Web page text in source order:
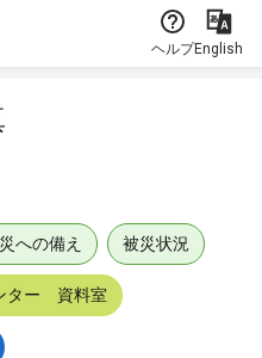
ヘルプEnglish
への備え 被災状況
ター 資料室